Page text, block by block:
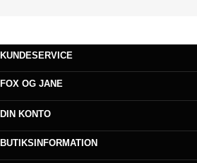
KUNDESERVICE
FOX OG JANE
DIN KONTO
BUTIKSINFORMATION